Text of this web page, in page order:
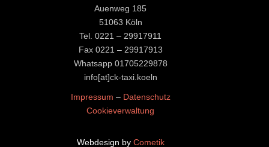
Auenweg 185
51063 Köln
Tel. 0221 – 29917911
Fax 0221 – 29917913
Whatsapp 01705229878
​​​​​​​info[at]ck-taxi.koeln
Impressum – Datenschutz
Cookieverwaltung
Webdesign by Cometik